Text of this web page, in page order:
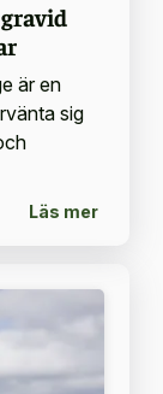
är en
sig
Läs mer